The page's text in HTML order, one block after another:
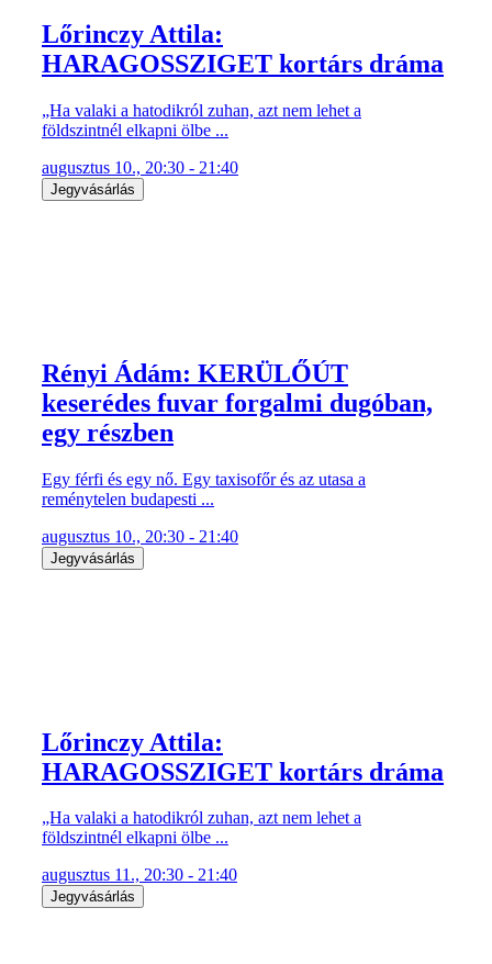
Lőrinczy Attila:
HARAGOSSZIGET kortárs dráma
„Ha valaki a hatodikról zuhan, azt nem lehet a
földszintnél elkapni ölbe ...
augusztus 10., 20:30 - 21:40
Jegyvásárlás
Rényi Ádám: KERÜLŐÚT
keserédes fuvar forgalmi dugóban,
egy részben
Egy férfi és egy nő. Egy taxisofőr és az utasa a
reménytelen budapesti ...
augusztus 10., 20:30 - 21:40
Jegyvásárlás
Lőrinczy Attila:
HARAGOSSZIGET kortárs dráma
„Ha valaki a hatodikról zuhan, azt nem lehet a
földszintnél elkapni ölbe ...
augusztus 11., 20:30 - 21:40
Jegyvásárlás